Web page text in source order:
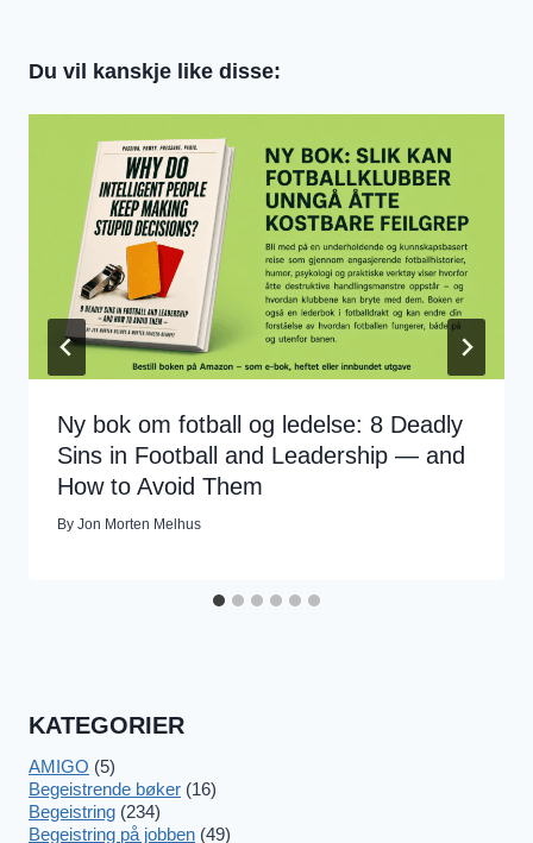
Du vil kanskje like disse:
Ny bok om fotball og ledelse: 8 Deadly
Sins in Football and Leadership — and
How to Avoid Them
By Jon Morten Melhus
KATEGORIER
AMIGO (5)
Begeistrende bøker (16)
Begeistring (234)
Begeistring på jobben (49)